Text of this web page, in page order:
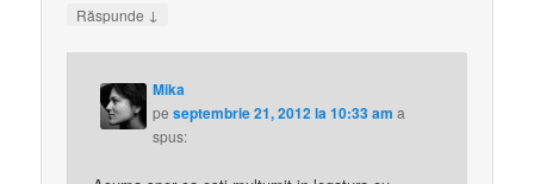
Răspunde ↓
Mika
peseptembrie 21, 2012 la 10:33 am a
spus: